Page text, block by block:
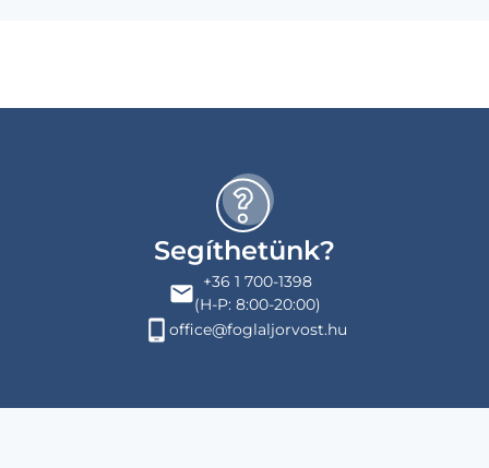
Segíthetünk?
+36 1 700-1398
(H-P: 8:00-20:00)
office@foglaljorvost.hu